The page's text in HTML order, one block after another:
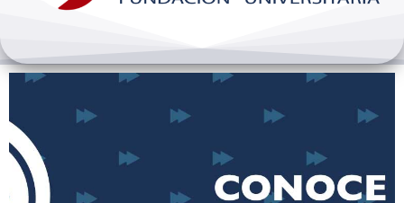
Internacionalización
Investigación
Extension y desarrollo